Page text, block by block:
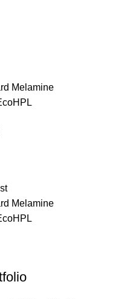
Melamine
Melamine